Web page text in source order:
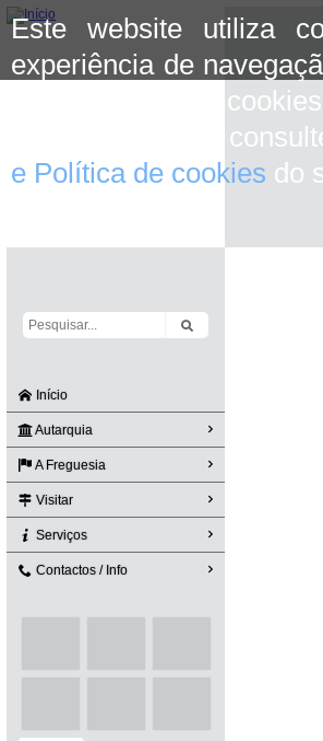
Este website utiliza
experiência de
aceitar o uso de
mais informação
e Política de cookies do
Início
Autarquia
A Freguesia
Visitar
Serviços
Contactos / Info